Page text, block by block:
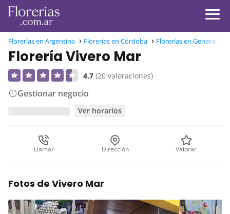
Florerías en Argentina Florerías en Córdoba Florerías en General
Florería Vivero Mar
4.7 (20 valoraciones)
Gestionar negocio
Ver horarios
Llamar Dirección Valorar
Fotos de Vivero Mar